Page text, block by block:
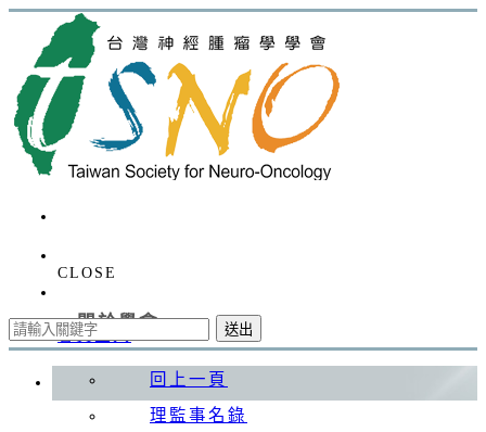
會員登入
CLOSE
關於學會
回上一頁
理監事名錄
送出